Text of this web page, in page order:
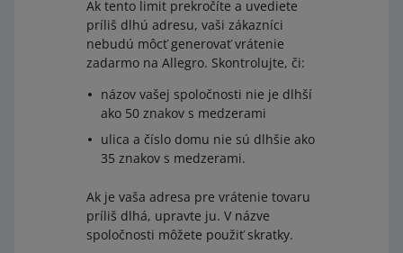
Ak tento limit prekročíte a uvediete
príliš dlhú adresu, vaši zákazníci
nebudú môcť generovať vrátenie
zadarmo na Allegro. Skontrolujte, či:
názov vašej spoločnosti nie je dlhší
ako 50 znakov s medzerami
ulica a číslo domu nie sú dlhšie ako
35 znakov s medzerami.
Ak je vaša adresa pre vrátenie tovaru
príliš dlhá, upravte ju. V názve
spoločnosti môžete použiť skratky.